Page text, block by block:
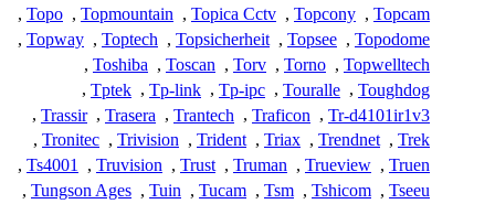
Topcam
,
Topcony
,
Topica Cctv
,
Topmountain
,
Topo
,
Topodome
,
Topsee
,
Topsicherheit
,
Toptech
,
Topway
,
Topwelltech
,
Torno
,
Torv
,
Toscan
,
Toshiba
,
Toughdog
,
Touralle
,
Tp-ipc
,
Tp-link
,
Tptek
,
Tr-d4101ir1v3
,
Traficon
,
Trantech
,
Trasera
,
Trassir
,
Trek
,
Trendnet
,
Triax
,
Trident
,
Trivision
,
Tronitec
,
Truen
,
Trueview
,
Truman
,
Trust
,
Truvision
,
Ts4001
,
Tseeu
,
Tshicom
,
Tsm
,
Tucam
,
Tuin
,
Tungson Ages
,